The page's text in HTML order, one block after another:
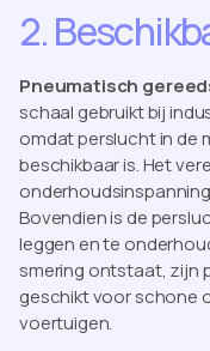
2.
Pneumatisch
schaal gebruikt bij
omdat perslucht in de
beschikbaar is. Het
Bovendien is de
leggen en te
smering ontstaat, zijn
geschikt voor schone
voertuigen.